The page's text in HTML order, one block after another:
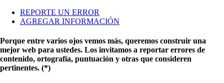
REPORTE UN ERROR
AGREGAR INFORMACIÓN
Porque entre varios ojos vemos más, queremos construir una
mejor web para ustedes. Los invitamos a reportar errores de
contenido, ortografía, puntuación y otras que consideren
pertinentes. (*)